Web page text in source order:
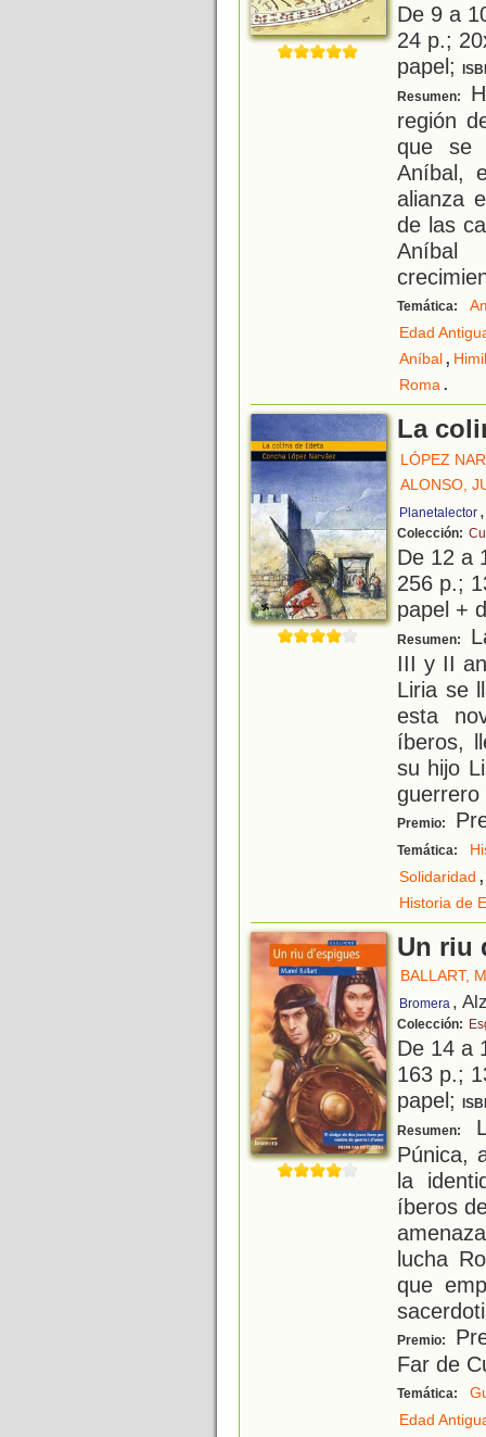
De 9 a
24 p.;
papel;
Resumen:
región
que se
Aníbal,
alianza
de las
Temática:
Edad
Aníbal,
Roma.
La
LÓPEZ
ALONSO,
Planetalector
Colección:
De 12 a
256 p.;
papel +
Resumen:
III y II
Liria se
esta
íberos,
su hijo
guerrero
Premio:
Temática:
Solidaridad ,
Historia de
Un riu
BALLART,
Bromera ,
Colección:
De 14 a
163 p.;
papel;
Resumen:
Púnica,
la
íberos
lucha
que
Premio:
Far de
Temática:
Edad